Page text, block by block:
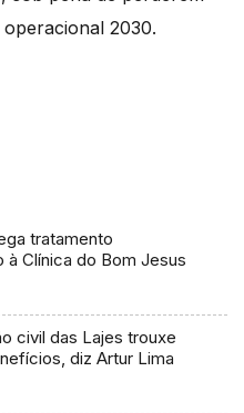
2030.
tratamento
à Clínica do Bom Jesus
civil das Lajes trouxe
diz Artur Lima